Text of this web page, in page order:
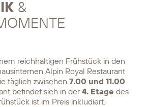
&
reichhaltigen Frühstück in den
Alpin Royal Restaurant
täglich zwischen 7.00 und 11.00
befindet sich in der4. Etage des
ist im Preis inkludiert.